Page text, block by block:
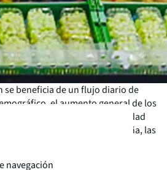
se beneficia de un flujo diario de
el aumento general de los
vinculado a la prosperidad
de los consumidores.​ En España, las
navegación